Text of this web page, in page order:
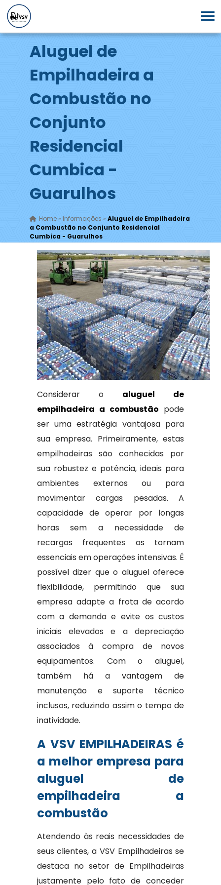
Aluguel de
Empilhadeira a
Combustão no
Conjunto
Residencial
Cumbica -
Guarulhos
Home» Informações » Aluguel de Empilhadeira
a Combustão no Conjunto Residencial
Cumbica - Guarulhos
Considerar o aluguel de
empilhadeira a combustão pode
ser uma estratégia vantajosa para
sua empresa. Primeiramente, estas
empilhadeiras são conhecidas por
sua robustez e potência, ideais para
ambientes externos ou para
movimentar cargas pesadas. A
capacidade de operar por longas
horas sem a necessidade de
recargas frequentes as tornam
essenciais em operações intensivas. É
possível dizer que o aluguel oferece
flexibilidade, permitindo que sua
empresa adapte a frota de acordo
com a demanda e evite os custos
iniciais elevados e a depreciação
associados à compra de novos
equipamentos. Com o aluguel,
também há a vantagem de
manutenção e suporte técnico
inclusos, reduzindo assim o tempo de
inatividade.
A VSV EMPILHADEIRAS é
a melhor empresa para
aluguel de
empilhadeira a
combustão
Atendendo às reais necessidades de
seus clientes, a VSV Empilhadeiras se
destaca no setor de Empilhadeiras
justamente pelo fato de conceder